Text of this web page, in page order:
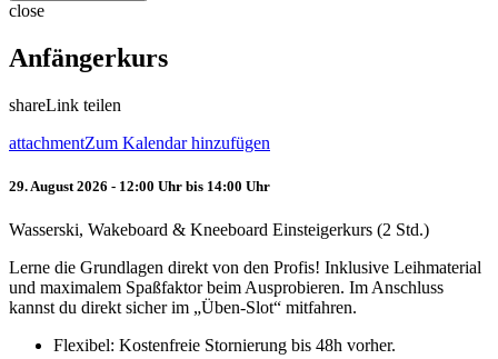
close
Anfängerkurs
shareLink teilen
attachmentZum Kalendar hinzufügen
29. August 2026 - 12:00 Uhr bis 14:00 Uhr
Wasserski, Wakeboard & Kneeboard Einsteigerkurs (2 Std.)
Lerne die Grundlagen direkt von den Profis! Inklusive Leihmaterial
und maximalem Spaßfaktor beim Ausprobieren. Im Anschluss
kannst du direkt sicher im „Üben-Slot“ mitfahren.
Flexibel: Kostenfreie Stornierung bis 48h vorher.